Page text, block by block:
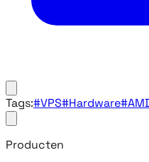
Tags:#VPS#Hardware
Producten